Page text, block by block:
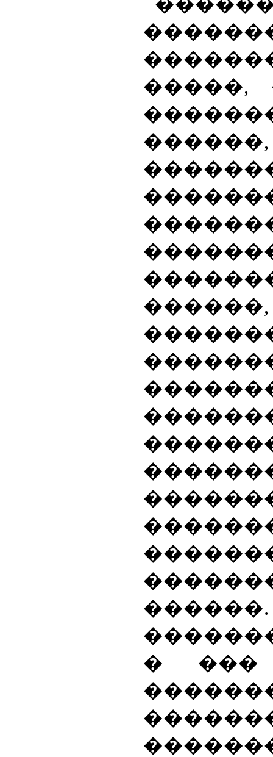
�����,
������,
������,
������.
� ���